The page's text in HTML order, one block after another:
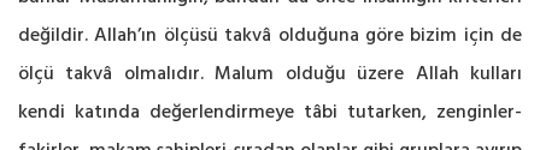
değildir. Allah’ın ölçüsü takvâ olduğuna göre bizim için de
ölçü takvâ olmalıdır. Malum olduğu üzere Allah kulları
kendi katında değerlendirmeye tâbi tutarken, zenginler-